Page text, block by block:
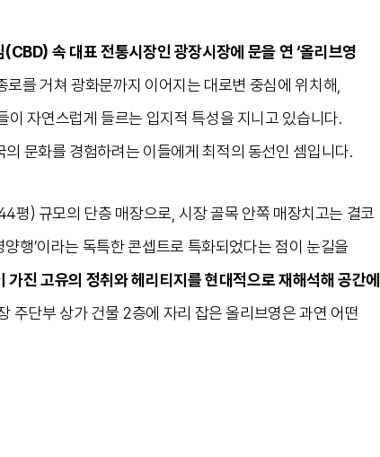
(CBD) 속 대표 전통시장인 광장시장에 문을 연 ‘올리브영
를 거쳐 광화문까지 이어지는 대로변 중심에 위치해,
자연스럽게 들르는 입지적 특성을 지니고 있습니다.
문화를 경험하려는 이들에게 최적의 동선인 셈입니다.
) 규모의 단층 매장으로, 시장 골목 안쪽 매장치고는 결코
행’이라는 독특한 콘셉트로 특화되었다는 점이 눈길을
진 고유의 정취와 헤리티지를 현대적으로 재해석해 공간에
주단부 상가 건물 2층에 자리 잡은 올리브영은 과연 어떤